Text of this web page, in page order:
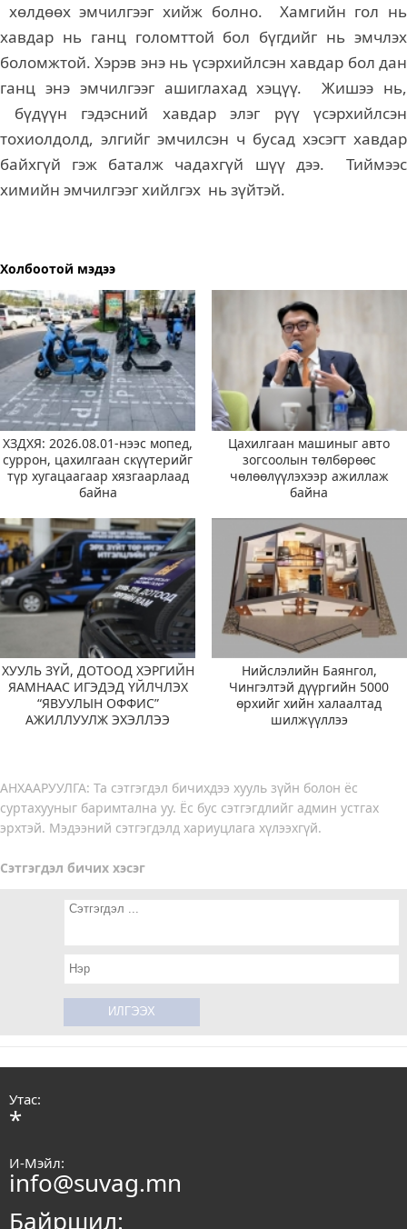
хөлдөөх эмчилгээг хийж болно. Хамгийн гол нь
хавдар нь ганц голомттой бол бүгдийг нь эмчлэх
боломжтой. Хэрэв энэ нь үсэрхийлсэн хавдар бол дан
ганц энэ эмчилгээг ашиглахад хэцүү. Жишээ нь,
бүдүүн гэдэсний хавдар элэг рүү үсэрхийлсэн
тохиолдолд, элгийг эмчилсэн ч бусад хэсэгт хавдар
байхгүй гэж баталж чадахгүй шүү дээ. Тиймээс
химийн эмчилгээг хийлгэх нь зүйтэй.
Холбоотой мэдээ
ХЗДХЯ: 2026.08.01-нээс мопед,
суррон, цахилгаан скүүтерийг
түр хугацаагаар хязгаарлаад
байна
Цахилгаан машиныг авто
зогсоолын төлбөрөөс
чөлөөлүүлэхээр ажиллаж
байна
ХУУЛЬ ЗҮЙ, ДОТООД ХЭРГИЙН
ЯАМНААС ИГЭДЭД ҮЙЛЧЛЭХ
“ЯВУУЛЫН ОФФИС”
АЖИЛЛУУЛЖ ЭХЭЛЛЭЭ
Нийслэлийн Баянгол,
Чингэлтэй дүүргийн 5000
өрхийг хийн халаалтад
шилжүүллээ
АНХААРУУЛГА: Та сэтгэгдэл бичихдээ хууль зүйн болон ёс
суртахууныг баримтална уу. Ёс бус сэтгэгдлийг админ устгах
эрхтэй. Мэдээний сэтгэгдэлд хариуцлага хүлээхгүй.
Сэтгэгдэл бичих хэсэг
Утас:
*
И-Мэйл:
info@suvag.mn
Байршил: